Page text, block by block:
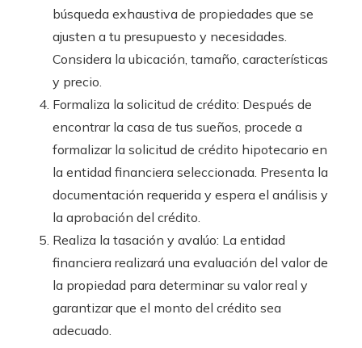
búsqueda exhaustiva de propiedades que se
ajusten a tu presupuesto y necesidades.
Considera la ubicación, tamaño, características
y precio.
Formaliza la solicitud de crédito: Después de
encontrar la casa de tus sueños, procede a
formalizar la solicitud de crédito hipotecario en
la entidad financiera seleccionada. Presenta la
documentación requerida y espera el análisis y
la aprobación del crédito.
Realiza la tasación y avalúo: La entidad
financiera realizará una evaluación del valor de
la propiedad para determinar su valor real y
garantizar que el monto del crédito sea
adecuado.